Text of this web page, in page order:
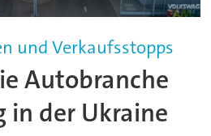
und Verkaufsstopps
Autobranche
in der Ukraine